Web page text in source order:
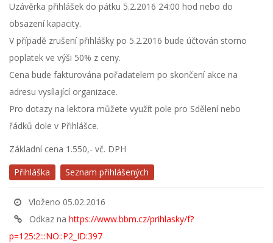
Uzávěrka přihlášek do pátku 5.2.2016 24:00 hod nebo do
obsazení kapacity.
V případě zrušení přihlášky po 5.2.2016 bude účtován storno
poplatek ve výši 50% z ceny.
Cena bude fakturována pořadatelem po skončení akce na
adresu vysílající organizace.
Pro dotazy na lektora můžete využít pole pro Sdělení nebo
řádků dole v Přihlášce.
Základní cena 1.550,- vč. DPH
Přihláška
Seznam přihlášených
Vloženo 05.02.2016
Odkaz na https://www.bbm.cz/prihlasky/f?
p=125:2:::NO::P2_ID:397